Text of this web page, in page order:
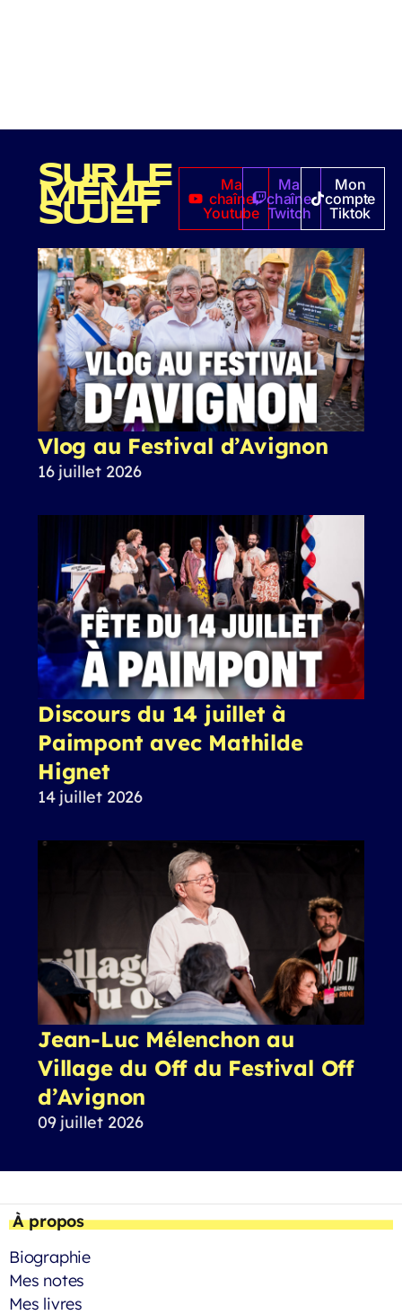
SUR LE
MÊME
SUJET
Ma
chaîne
Youtube
Ma
chaîne
Twitch
Mon
compte
Tiktok
Vlog au Festival d’Avignon
16 juillet 2026
Discours du 14 juillet à
Paimpont avec Mathilde
Hignet
14 juillet 2026
Jean-Luc Mélenchon au
Village du Off du Festival Off
d’Avignon
09 juillet 2026
À propos
Biographie
Mes notes
Mes livres